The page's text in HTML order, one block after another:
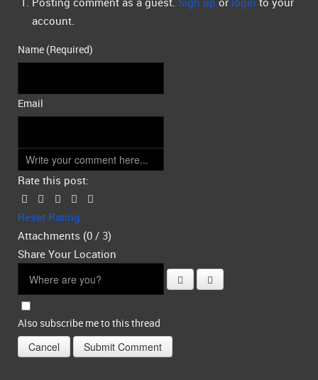
account.
Name (Required)
Email
Rate this post:
Reset Rating
Attachments (0 / 3)
Share Your Location
Also subscribe me to this thread
Cancel Submit Comment